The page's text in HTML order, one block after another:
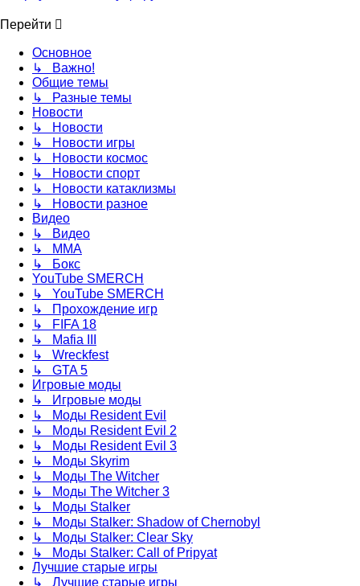
Перейти
Основное
↳ Важно!
Общие темы
↳ Разные темы
Новости
↳ Новости
↳ Новости игры
↳ Новости космос
↳ Новости спорт
↳ Новости катаклизмы
↳ Новости разное
Видео
↳ Видео
↳ ММА
↳ Бокс
YouTube SMERCH
↳ YouTube SMERCH
↳ Прохождение игр
↳ FIFA 18
↳ Mafia III
↳ Wreckfest
↳ GTA 5
Игровые моды
↳ Игровые моды
↳ Моды Resident Evil
↳ Моды Resident Evil 2
↳ Моды Resident Evil 3
↳ Моды Skyrim
↳ Моды The Witcher
↳ Моды The Witcher 3
↳ Моды Stalker
↳ Моды Stalker: Shadow of Chernobyl
↳ Моды Stalker: Clear Sky
↳ Моды Stalker: Call of Pripyat
Лучшие старые игры
↳ Лучшие старые игры